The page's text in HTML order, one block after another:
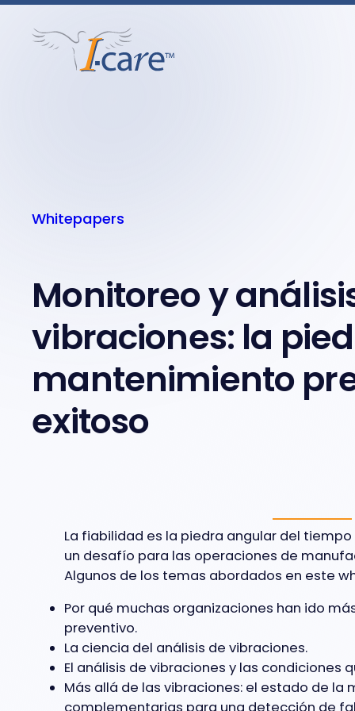
Saltar
contenido
Whitepapers
Monitoreo y
vibraciones: la
mantenimiento
exitoso
La fiabilidad es la piedra angular del
un desafío para las operaciones de
Algunos de los temas abordados en este
Por qué muchas organizaciones han ido
preventivo.
La ciencia del análisis de vibraciones.
El análisis de vibraciones y las condiciones
Más allá de las vibraciones: el estado de la